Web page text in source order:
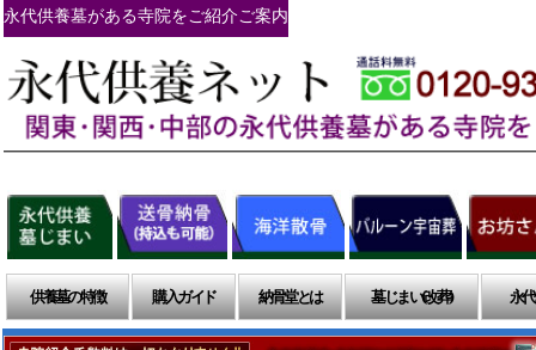
永代供養墓がある寺院をご紹介ご案内
供養墓の特徴 購入ガイド 納骨堂とは 墓じまい(改葬) 永